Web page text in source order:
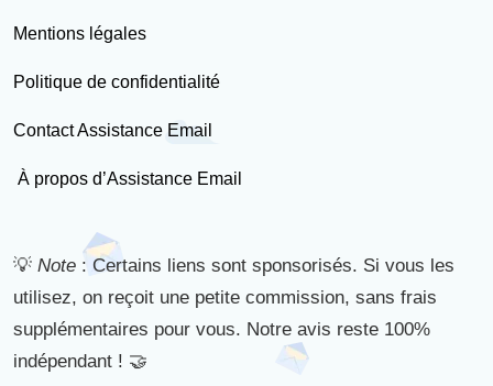
Mentions légales
Politique de confidentialité
Contact Assistance Email
À propos d’Assistance Email
💡 Note : Certains liens sont sponsorisés. Si vous les
utilisez, on reçoit une petite commission, sans frais
supplémentaires pour vous. Notre avis reste 100%
indépendant ! 🤝